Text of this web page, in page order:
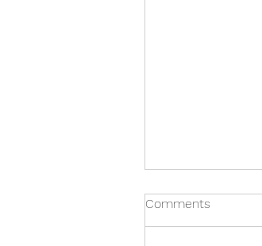
Comments